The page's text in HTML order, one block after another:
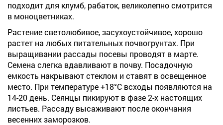
подходит для клумб, рабаток, великолепно смотрится
в моноцветниках.
Растение светолюбивое, засухоустойчивое, хорошо
растет на любых питательных почвогрунтах. При
выращивании рассады посевы проводят в марте.
Семена слегка вдавливают в почву. Посадочную
емкость накрывают стеклом и ставят в освещенное
место. При температуре +18°C всходы появляются на
14-20 день. Сеянцы пикируют в фазе 2-х настоящих
листьев. Рассаду высаживают после окончания
весенних заморозков.